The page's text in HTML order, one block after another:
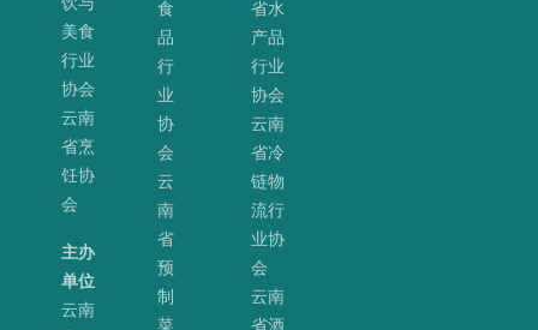
美食
行业
协会
云南
省烹
饪协
会
主办
单位
云南
食
品
行
业
协
会
云
南
省
预
制
菜
省水
产品
行业
协会
云南
省冷
链物
流行
业协
会
云南
省酒